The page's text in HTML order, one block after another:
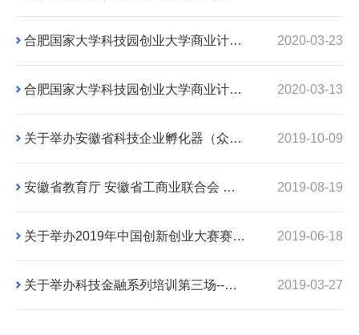
合肥国家大学科技园创业大学商业计划书训练营第三场《孵化器从业者如何看商业计划书》 2020-03-23
合肥国家大学科技园创业大学商业计划书训练营第二场《优秀创业计划案例分享》 2020-03-13
关于举办安徽省科技企业孵化器（众创空间）从业人员培训班（第八期）的通知 2019-10-09
安徽省教育厅 安徽省工商业联合会 关于举办第一届安徽高校科技成果 转移转化大赛的通知 2019-08-19
关于举办2019年中国创新创业大赛赛前辅导活动的通知 2019-06-18
关于举办科技金融系列培训第三场--安徽省科创板挂牌政策解读会的通知 2019-03-27